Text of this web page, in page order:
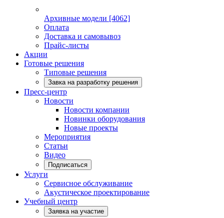
Архивные модели [4062]
Оплата
Доставка и самовывоз
Прайс-листы
Акции
Готовые решения
Типовые решения
Завка на разработку решения
Пресс-центр
Новости
Новости компании
Новинки оборудования
Новые проекты
Мероприятия
Статьи
Видео
Подписаться
Услуги
Сервисное обслуживание
Акустическое проектирование
Учебный центр
Заявка на участие